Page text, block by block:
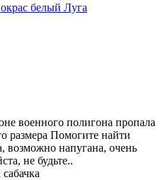
белый Луга
военного полигона пропала
размера Помогите найти
напугана, очень
не будьте..